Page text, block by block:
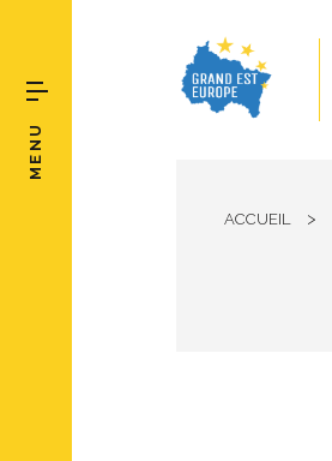
MENU
ACCUEIL >